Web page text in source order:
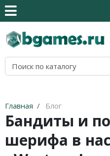
Главная Блог
Бандиты и
шерифа в
Все товары
Стратегии на
Карточные на
Кооперативные на
Семейные на
Все товары
Новинки
Хиты продаж
Детям
Для всей семьи
Все товары
Активити / Activity
Alias / Скажи Иначе
Дженга/Башня
Покорение Марса
Все товары
500 злобных карт
Blood Rage
Elder Sign
Five Tribes
Все товары
Иннистрад: Багровая
Иннистрад:
Стриксхейвен: Школа
Калдхайм
Все товары
Аксессуары
Протекторы
Все товары
Наборы протекторов
Все товары
Уцененный товар
Акция